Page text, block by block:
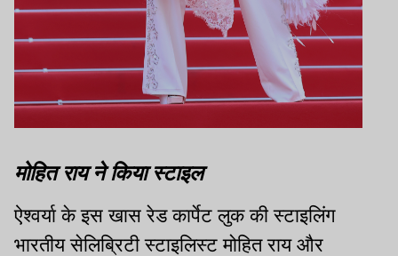
मोहित राय ने किया स्टाइल
ऐश्वर्या के इस खास रेड कार्पेट लुक की स्टाइलिंग
भारतीय सेलिब्रिटी स्टाइलिस्ट मोहित राय और